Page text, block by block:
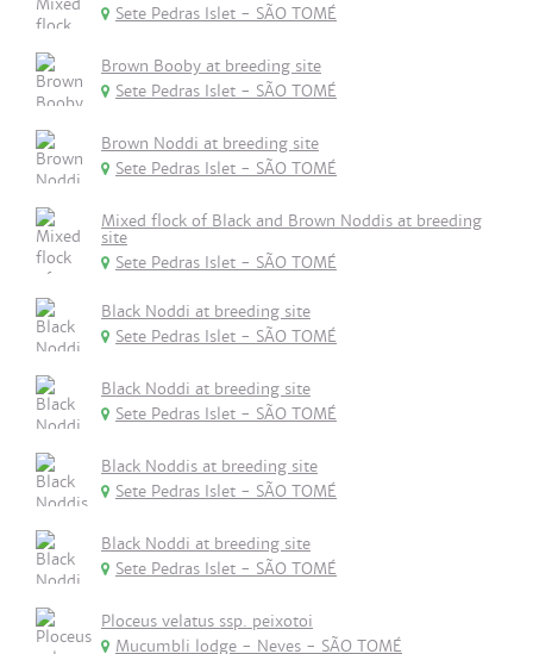
Sete Pedras Islet - SÃO TOMÉ
Brown Booby at breeding site
Sete Pedras Islet - SÃO TOMÉ
Brown Noddi at breeding site
Sete Pedras Islet - SÃO TOMÉ
Mixed flock of Black and Brown Noddis at breeding
site
Sete Pedras Islet - SÃO TOMÉ
Black Noddi at breeding site
Sete Pedras Islet - SÃO TOMÉ
Black Noddi at breeding site
Sete Pedras Islet - SÃO TOMÉ
Black Noddis at breeding site
Sete Pedras Islet - SÃO TOMÉ
Black Noddi at breeding site
Sete Pedras Islet - SÃO TOMÉ
Ploceus velatus ssp. peixotoi
Mucumbli lodge - Neves - SÃO TOMÉ